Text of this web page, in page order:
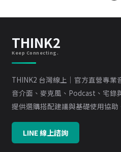
THINK2
Keep Connecting.
THINK2 台灣線上｜官方直營專業
音介面、麥克風、Podcast、宅錄
提供選購搭配建議與基礎使用協助
LINE 線上諮詢